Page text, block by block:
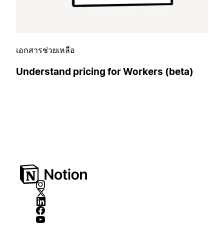
เอกสารช่วยเหลือ
Understand pricing for Workers (beta)